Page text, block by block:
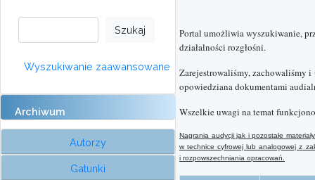
Wyszukiwanie zaawansowane
Archiwum
Autorzy
Gatunki
Portal umożliwia wyszukiwanie,
działalności rozgłośni.
Zarejestrowaliśmy, zachowaliśmy
opowiedziana dokumentami
Wszelkie uwagi na temat
Nagrania audycji jak i pozostałe
w technice cyfrowej lub analogowejz
i rozpowszechniania opracowań.